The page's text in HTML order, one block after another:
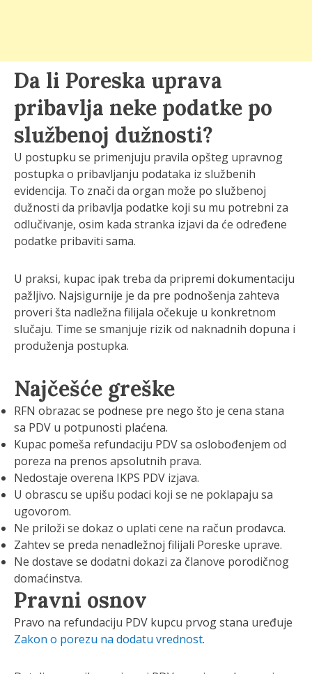
Da li Poreska uprava
pribavlja neke podatke po
službenoj dužnosti?
U postupku se primenjuju pravila opšteg upravnog
postupka o pribavljanju podataka iz službenih
evidencija. To znači da organ može po službenoj
dužnosti da pribavlja podatke koji su mu potrebni za
odlučivanje, osim kada stranka izjavi da će određene
podatke pribaviti sama.
U praksi, kupac ipak treba da pripremi dokumentaciju
pažljivo. Najsigurnije je da pre podnošenja zahteva
proveri šta nadležna filijala očekuje u konkretnom
slučaju. Time se smanjuje rizik od naknadnih dopuna i
produženja postupka.
Najčešće greške
RFN obrazac se podnese pre nego što je cena stana
sa PDV u potpunosti plaćena.
Kupac pomeša refundaciju PDV sa oslobođenjem od
poreza na prenos apsolutnih prava.
Nedostaje overena IKPS PDV izjava.
U obrascu se upišu podaci koji se ne poklapaju sa
ugovorom.
Ne priloži se dokaz o uplati cene na račun prodavca.
Zahtev se preda nenadležnoj filijali Poreske uprave.
Ne dostave se dodatni dokazi za članove porodičnog
domaćinstva.
Pravni osnov
Pravo na refundaciju PDV kupcu prvog stana uređuje
Zakon o porezu na dodatu vrednost.